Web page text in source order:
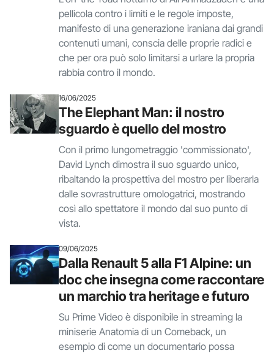
pellicola contro i limiti e le regole imposte,
manifesto di una generazione iraniana dai grandi
contenuti umani, conscia delle proprie radici e
che per ora può solo limitarsi a urlare la propria
rabbia contro il mondo.
16/06/2025
The Elephant Man: il nostro
sguardo è quello del mostro
Con il primo lungometraggio 'commissionato',
David Lynch dimostra il suo sguardo unico,
ribaltando la prospettiva del mostro per liberarla
dalle sovrastrutture omologatrici, mostrando
così allo spettatore il mondo dal suo punto di
vista.
09/06/2025
Dalla Renault 5 alla F1 Alpine: un
doc che insegna come raccontare
un marchio tra heritage e futuro
Su Prime Video è disponibile in streaming la
miniserie Anatomia di un Comeback, un
esempio di come un documentario possa